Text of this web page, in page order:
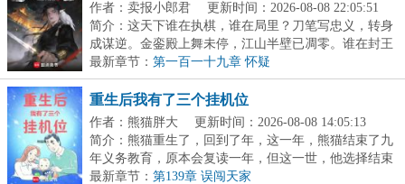
作者：卖报小郎君
更新时间：2026-08-08 22:05:51
简介：这天下谁在执棋，谁在局里？刀笔写忠义，转身
成谋逆。金銮殿上舞未停，江山半壁已凋零。谁在封王
拜...
最新章节： 第一百一十九章 怀疑
重生后我有了三个挂机位
作者：熊猫胖大
更新时间：2026-08-08 14:05:13
简介：熊猫重生了，回到了年，这一年，熊猫结束了九
年义务教育，原本会复读一年，但这一世，他选择结束
学...
最新章节： 第139章 误闯天家